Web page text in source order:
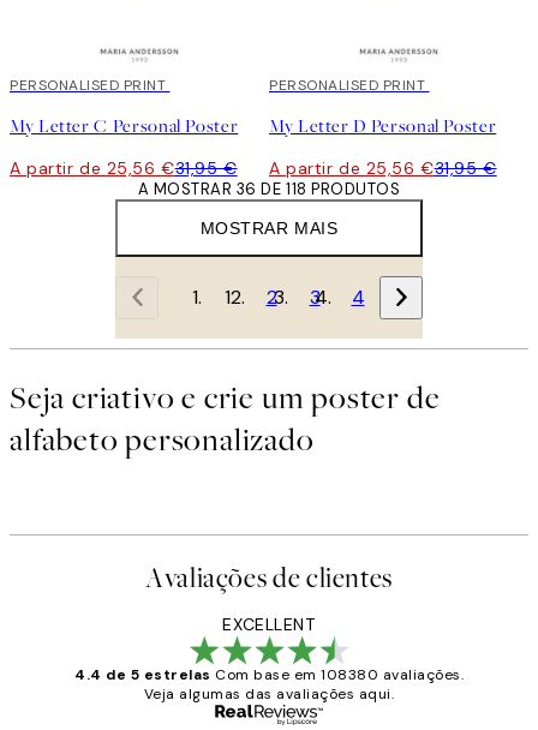
20%*
PERSONALISED PRINT
My Letter C Personal Poster
A partir de 25,56 €31,95 €
20%*
PERSONALISED PRINT
My Letter D Personal Poster
A partir de 25,56 €31,95 €
MOSTRAR MAIS
A MOSTRAR 36 DE 118 PRODUTOS
1 2 3 4
Seja criativo e crie um poster de
alfabeto personalizado
Avaliações de clientes
EXCELLENT
4.4 de 5 estrelas Com base em 108380 avaliações.
Veja algumas das avaliações aqui.